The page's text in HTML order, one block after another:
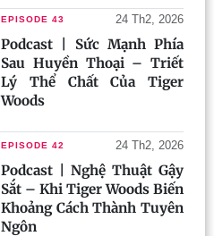
EPISODE 43 24 Th2, 2026
Podcast | Sức Mạnh Phía
Sau Huyền Thoại – Triết
Lý Thể Chất Của Tiger
Woods
EPISODE 42 24 Th2, 2026
Podcast | Nghệ Thuật Gậy
Sắt – Khi Tiger Woods Biến
Khoảng Cách Thành Tuyên
Ngôn